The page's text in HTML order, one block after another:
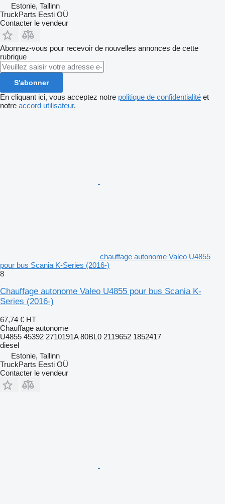
Estonie, Tallinn
TruckParts Eesti OÜ
Contacter le vendeur
Abonnez-vous pour recevoir de nouvelles annonces de cette
rubrique
S'abonner
En cliquant ici, vous acceptez notre politique de confidentialité et
notre accord utilisateur.
chauffage autonome Valeo U4855
pour bus Scania K-Series (2016-)
8
Chauffage autonome Valeo U4855 pour bus Scania K-
Series (2016-)
67,74 € HT
Chauffage autonome
U4855 45392 2710191A 80BL0 2119652 1852417
diesel
Estonie, Tallinn
TruckParts Eesti OÜ
Contacter le vendeur